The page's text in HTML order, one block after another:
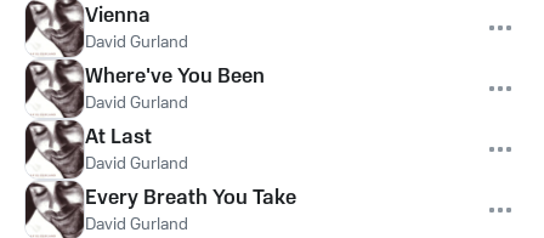
Vienna
David Gurland
Where've You Been
David Gurland
At Last
David Gurland
Every Breath You Take
David Gurland